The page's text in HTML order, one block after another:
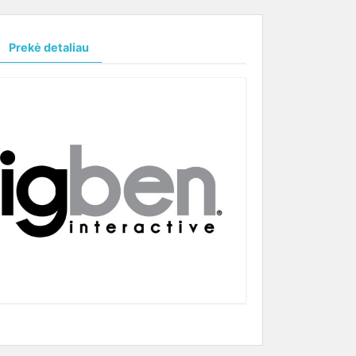
Prekė detaliau